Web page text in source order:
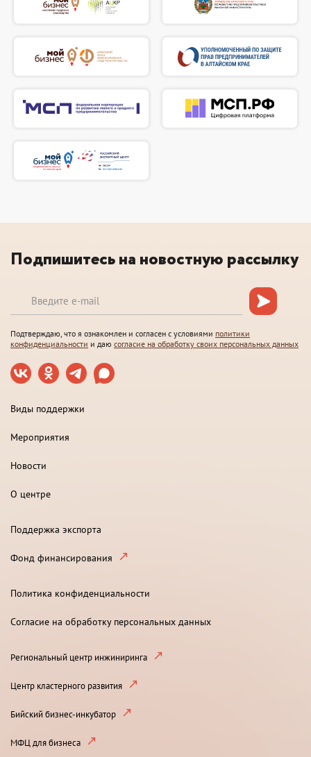
Подпишитесь на новостную рассылку
Подтверждаю, что я ознакомлен и согласен с условиями политики
конфиденциальности и даю согласие на обработку своих персональных данных
Виды поддержки
Мероприятия
Новости
О центре
Поддержка экспорта
Фонд финансирования
Политика конфиденциальности
Согласие на обработку персональных данных
Региональный центр инжиниринга
Центр кластерного развития
Бийский бизнес-инкубатор
МФЦ для бизнеса